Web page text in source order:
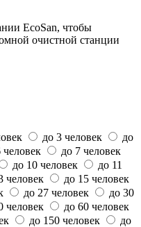
EcoSan, чтобы
очистной станции
до 3 человек
до
человек
до 7 человек
до 10 человек
до 11
человек
до 15 человек
до 27 человек
до 30
человек
до 60 человек
до 150 человек
до